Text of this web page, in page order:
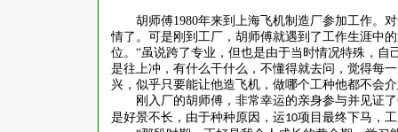
胡师傅1980年来到上海飞机制造厂参加工作。
情了。可是刚到工厂，胡师傅就遇到了工作生涯中
位。“虽说跨了专业，但也是由于当时情况特殊，
是往上冲，有什么干什么，不懂得就去问，觉得每
兴，似乎只要能让他造飞机，做哪个工种他都不会
刚入厂的胡师傅，非常幸运的亲身参与并见证
是好景不长，由于种种原因，运10项目最终下马，